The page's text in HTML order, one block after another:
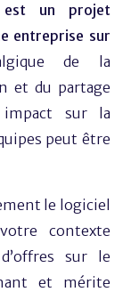
est un projet
entreprise sur
de la
et du partage
sur la
peut être
le logiciel
contexte
sur le
et mérite